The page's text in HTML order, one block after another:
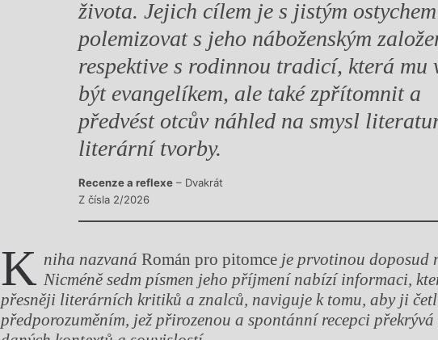
života. Jejich cílem je s jistým ostychem
polemizovat s jeho náboženským
respektive s rodinnou tradicí, která mu
být evangelíkem, ale také zpřítomnit a
předvést otcův náhled na smysl
literární tvorby.
Recenze a reflexe – Dvakrát
Z čísla 2/2026
K niha nazvaná Román pro pitomceje prvotinou doposud
Nicméně sedm písmen jeho příjmení nabízí informaci,
přesněji literárních kritiků a znalců, naviguje k tomu, aby ji
předporozuměním, jež přirozenou a spontánní recepci